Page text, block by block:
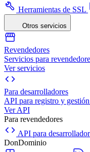
Herramientas de SSL
Otros servicios
Revendedores
Servicios para
Ver servicios
Para desarrolladores
API para registro y
Ver API
Para revendedores
API para
DonDominio